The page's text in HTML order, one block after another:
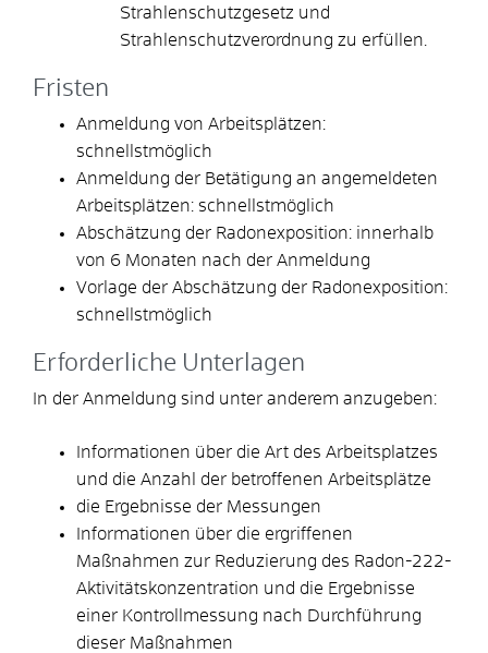
Strahlenschutzgesetz und
Strahlenschutzverordnung zu erfüllen.
Fristen
Anmeldung von Arbeitsplätzen:
schnellstmöglich
Anmeldung der Betätigung an angemeldeten
Arbeitsplätzen: schnellstmöglich
Abschätzung der Radonexposition: innerhalb
von 6 Monaten nach der Anmeldung
Vorlage der Abschätzung der Radonexposition:
schnellstmöglich
Erforderliche Unterlagen
In der Anmeldung sind unter anderem anzugeben:
Informationen über die Art des Arbeitsplatzes
und die Anzahl der betroffenen Arbeitsplätze
die Ergebnisse der Messungen
Informationen über die ergriffenen
Maßnahmen zur Reduzierung des Radon-222-
Aktivitätskonzentration und die Ergebnisse
einer Kontrollmessung nach Durchführung
dieser Maßnahmen